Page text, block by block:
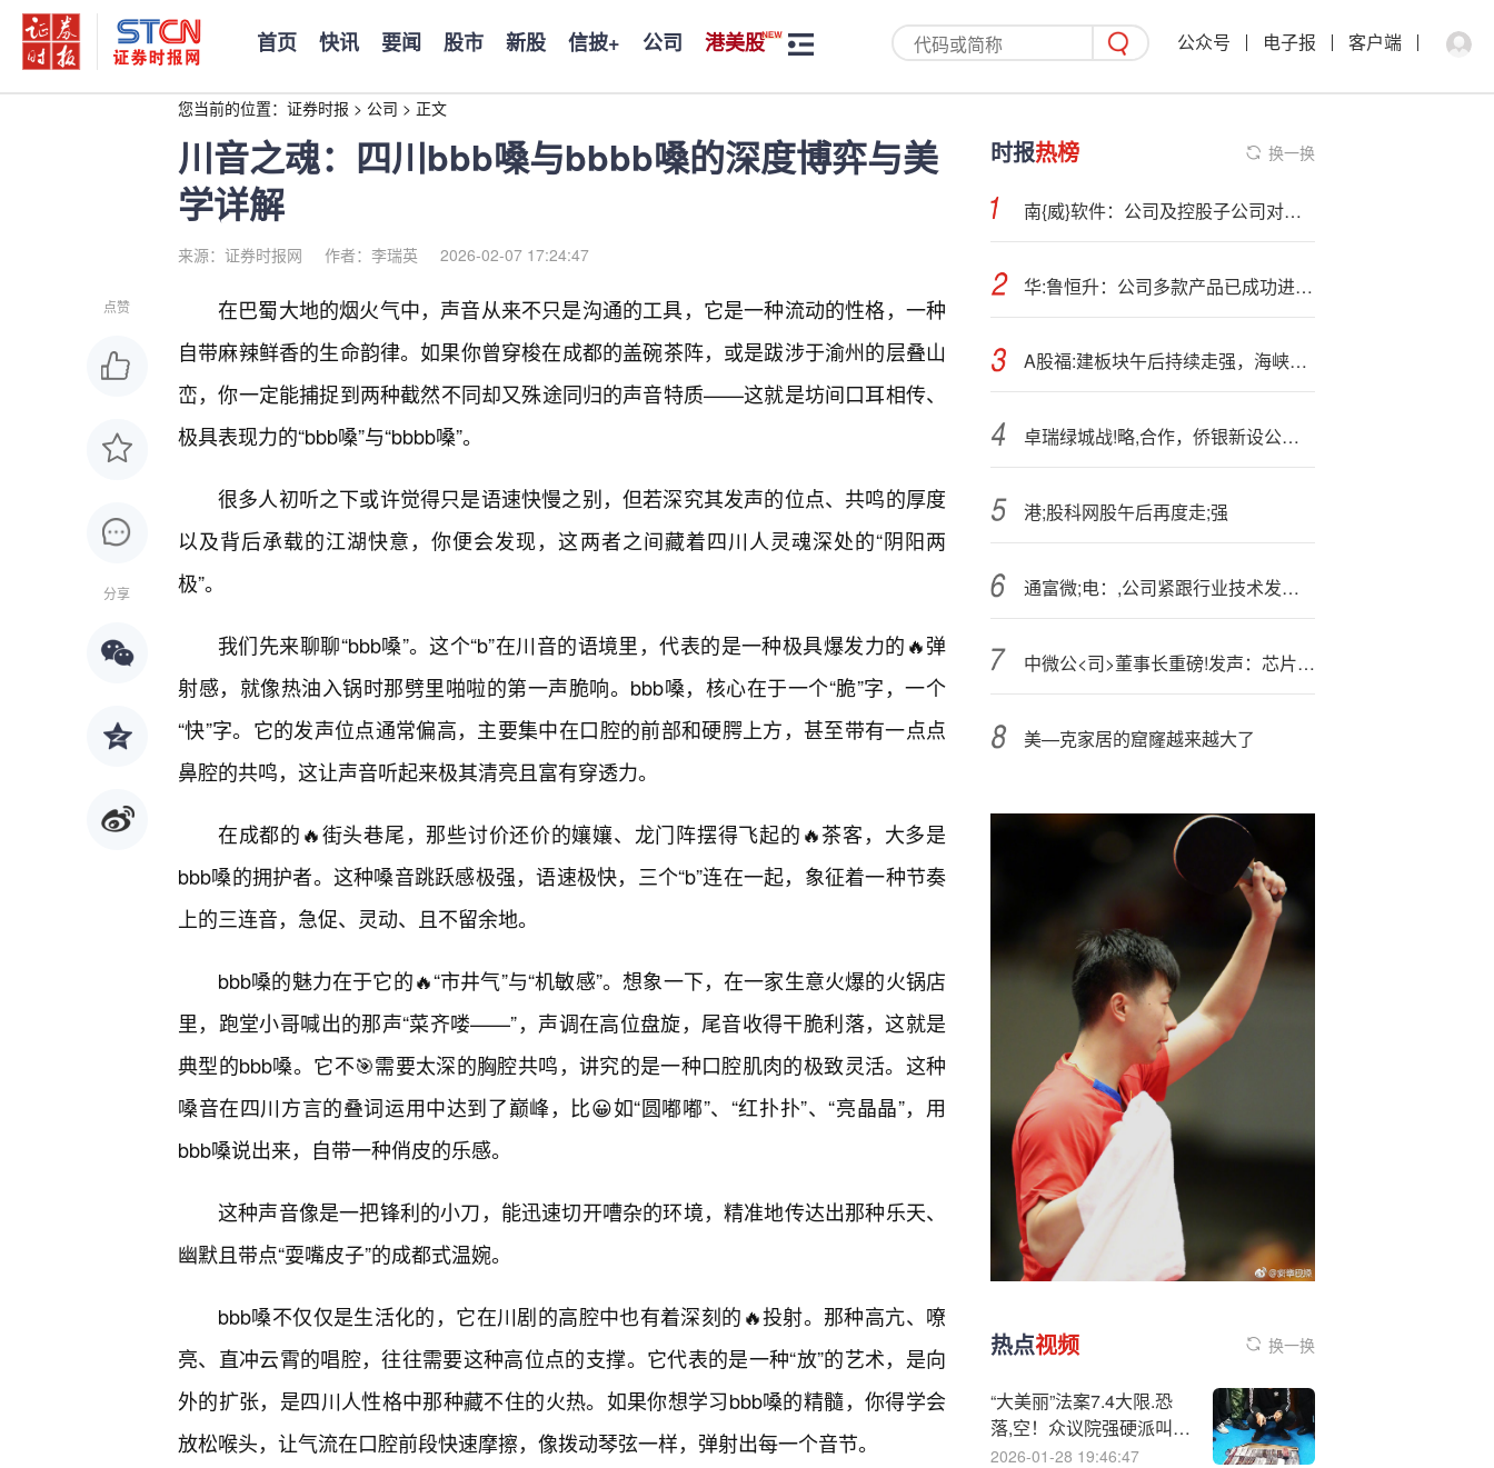
首页 快讯 要闻 股市 新股 信披+ 公司 港美股 公众号 电子报 客户端
您当前的位置： 证券时报 > 公司 > 正文
川音之魂：四川bbb嗓与bbbb嗓的深度博弈与美
学详解
来源：证券时报网 作者：李瑞英 2026-02-07 17:24:47
点赞
分享
在巴蜀大地的烟火气中，声音从来不只是沟通的工具，它是一种流动的性格，一种
自带麻辣鲜香的生命韵律。如果你曾穿梭在成都的盖碗茶阵，或是跋涉于渝州的层叠山
峦，你一定能捕捉到两种截然不同却又殊途同归的声音特质——这就是坊间口耳相传、
极具表现力的“bbb嗓”与“bbbb嗓”。
很多人初听之下或许觉得只是语速快慢之别，但若深究其发声的位点、共鸣的厚度
以及背后承载的江湖快意，你便会发现，这两者之间藏着四川人灵魂深处的“阴阳两
极”。
我们先来聊聊“bbb嗓”。这个“b”在川音的语境里，代表的是一种极具爆发力的🔥弹
射感，就像热油入锅时那劈里啪啦的第一声脆响。bbb嗓，核心在于一个“脆”字，一个
“快”字。它的发声位点通常偏高，主要集中在口腔的前部和硬腭上方，甚至带有一点点
鼻腔的共鸣，这让声音听起来极其清亮且富有穿透力。
在成都的🔥街头巷尾，那些讨价还价的孃孃、龙门阵摆得飞起的🔥茶客，大多是
bbb嗓的拥护者。这种嗓音跳跃感极强，语速极快，三个“b”连在一起，象征着一种节奏
上的三连音，急促、灵动、且不留余地。
bbb嗓的魅力在于它的🔥“市井气”与“机敏感”。想象一下，在一家生意火爆的火锅店
里，跑堂小哥喊出的那声“菜齐喽——”，声调在高位盘旋，尾音收得干脆利落，这就是
典型的bbb嗓。它不🎯需要太深的胸腔共鸣，讲究的是一种口腔肌肉的极致灵活。这种
嗓音在四川方言的叠词运用中达到了巅峰，比😀如“圆嘟嘟”、“红扑扑”、“亮晶晶”，用
bbb嗓说出来，自带一种俏皮的乐感。
这种声音像是一把锋利的小刀，能迅速切开嘈杂的环境，精准地传达出那种乐天、
幽默且带点“耍嘴皮子”的成都式温婉。
bbb嗓不仅仅是生活化的，它在川剧的高腔中也有着深刻的🔥投射。那种高亢、嘹
亮、直冲云霄的唱腔，往往需要这种高位点的支撑。它代表的是一种“放”的艺术，是向
外的扩张，是四川人性格中那种藏不住的火热。如果你想学习bbb嗓的精髓，你得学会
放松喉头，让气流在口腔前段快速摩擦，像拨动琴弦一样，弹射出每一个音节。
时报热榜 换一换
南{威}软件：公司及控股子公司对外担保总额约为5.9亿元
华:鲁恒升：公司多款产品已成功进入欧盟市场
A股福:建板块午后持续走强，海峡创新涨超10%
卓瑞绿城战!略,合作，侨银新设公司，深物业A人事变动
港;股科网股午后再度走;强
通富微;电：,公司紧跟行业技术发展趋势，抓住市场发展机遇
中微公<司>董事长重磅!发声：芯片设备业存在15种内卷形式 产业链过分垂直整合是一种不公平竞争
美—克家居的窟窿越来越大了
热点视频 换一换
“大美丽”法案7.4大限.恐
落,空！众议院强硬派叫板
特朗普，税改立法濒临僵
2026-01-28 19:46:47